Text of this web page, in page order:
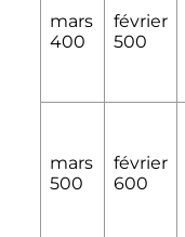
mars
400
février
500
mars
500
février
600